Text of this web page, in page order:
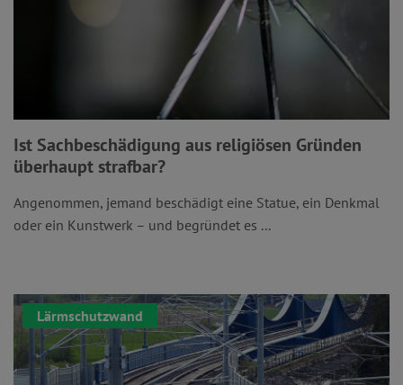
Ist Sachbeschädigung aus religiösen Gründen
überhaupt strafbar?
Angenommen, jemand beschädigt eine Statue, ein Denkmal
oder ein Kunstwerk – und begründet es ...
Lärmschutzwand